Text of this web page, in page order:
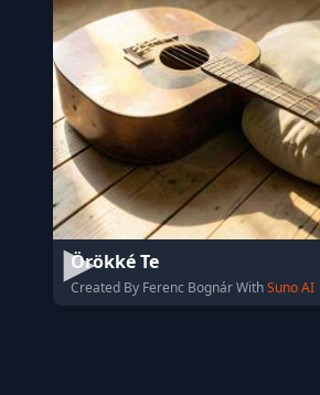
Örökké Te
Created By Ferenc Bognár WithSuno AI